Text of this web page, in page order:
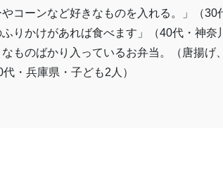
やコーンなど好きなものを入れる。」（30
ふりかけがあれば食べます」（40代・神奈
なものばかり入っているお弁当。（唐揚
・兵庫県・子ども2人）